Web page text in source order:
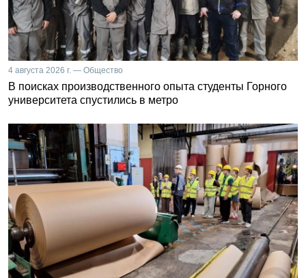
4 августа 2026 г. — Общество
В поисках производственного опыта студенты Горного
университета спустились в метро